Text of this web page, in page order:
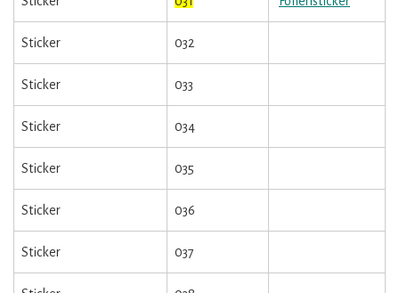
Sticker 032
Sticker 033
Sticker 034
Sticker 035
Sticker 036
Sticker 037